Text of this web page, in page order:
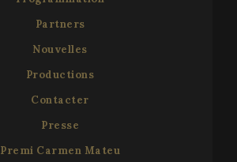
Partners
Nouvelles
Productions
Contacter
Presse
Premi Carmen Mateu